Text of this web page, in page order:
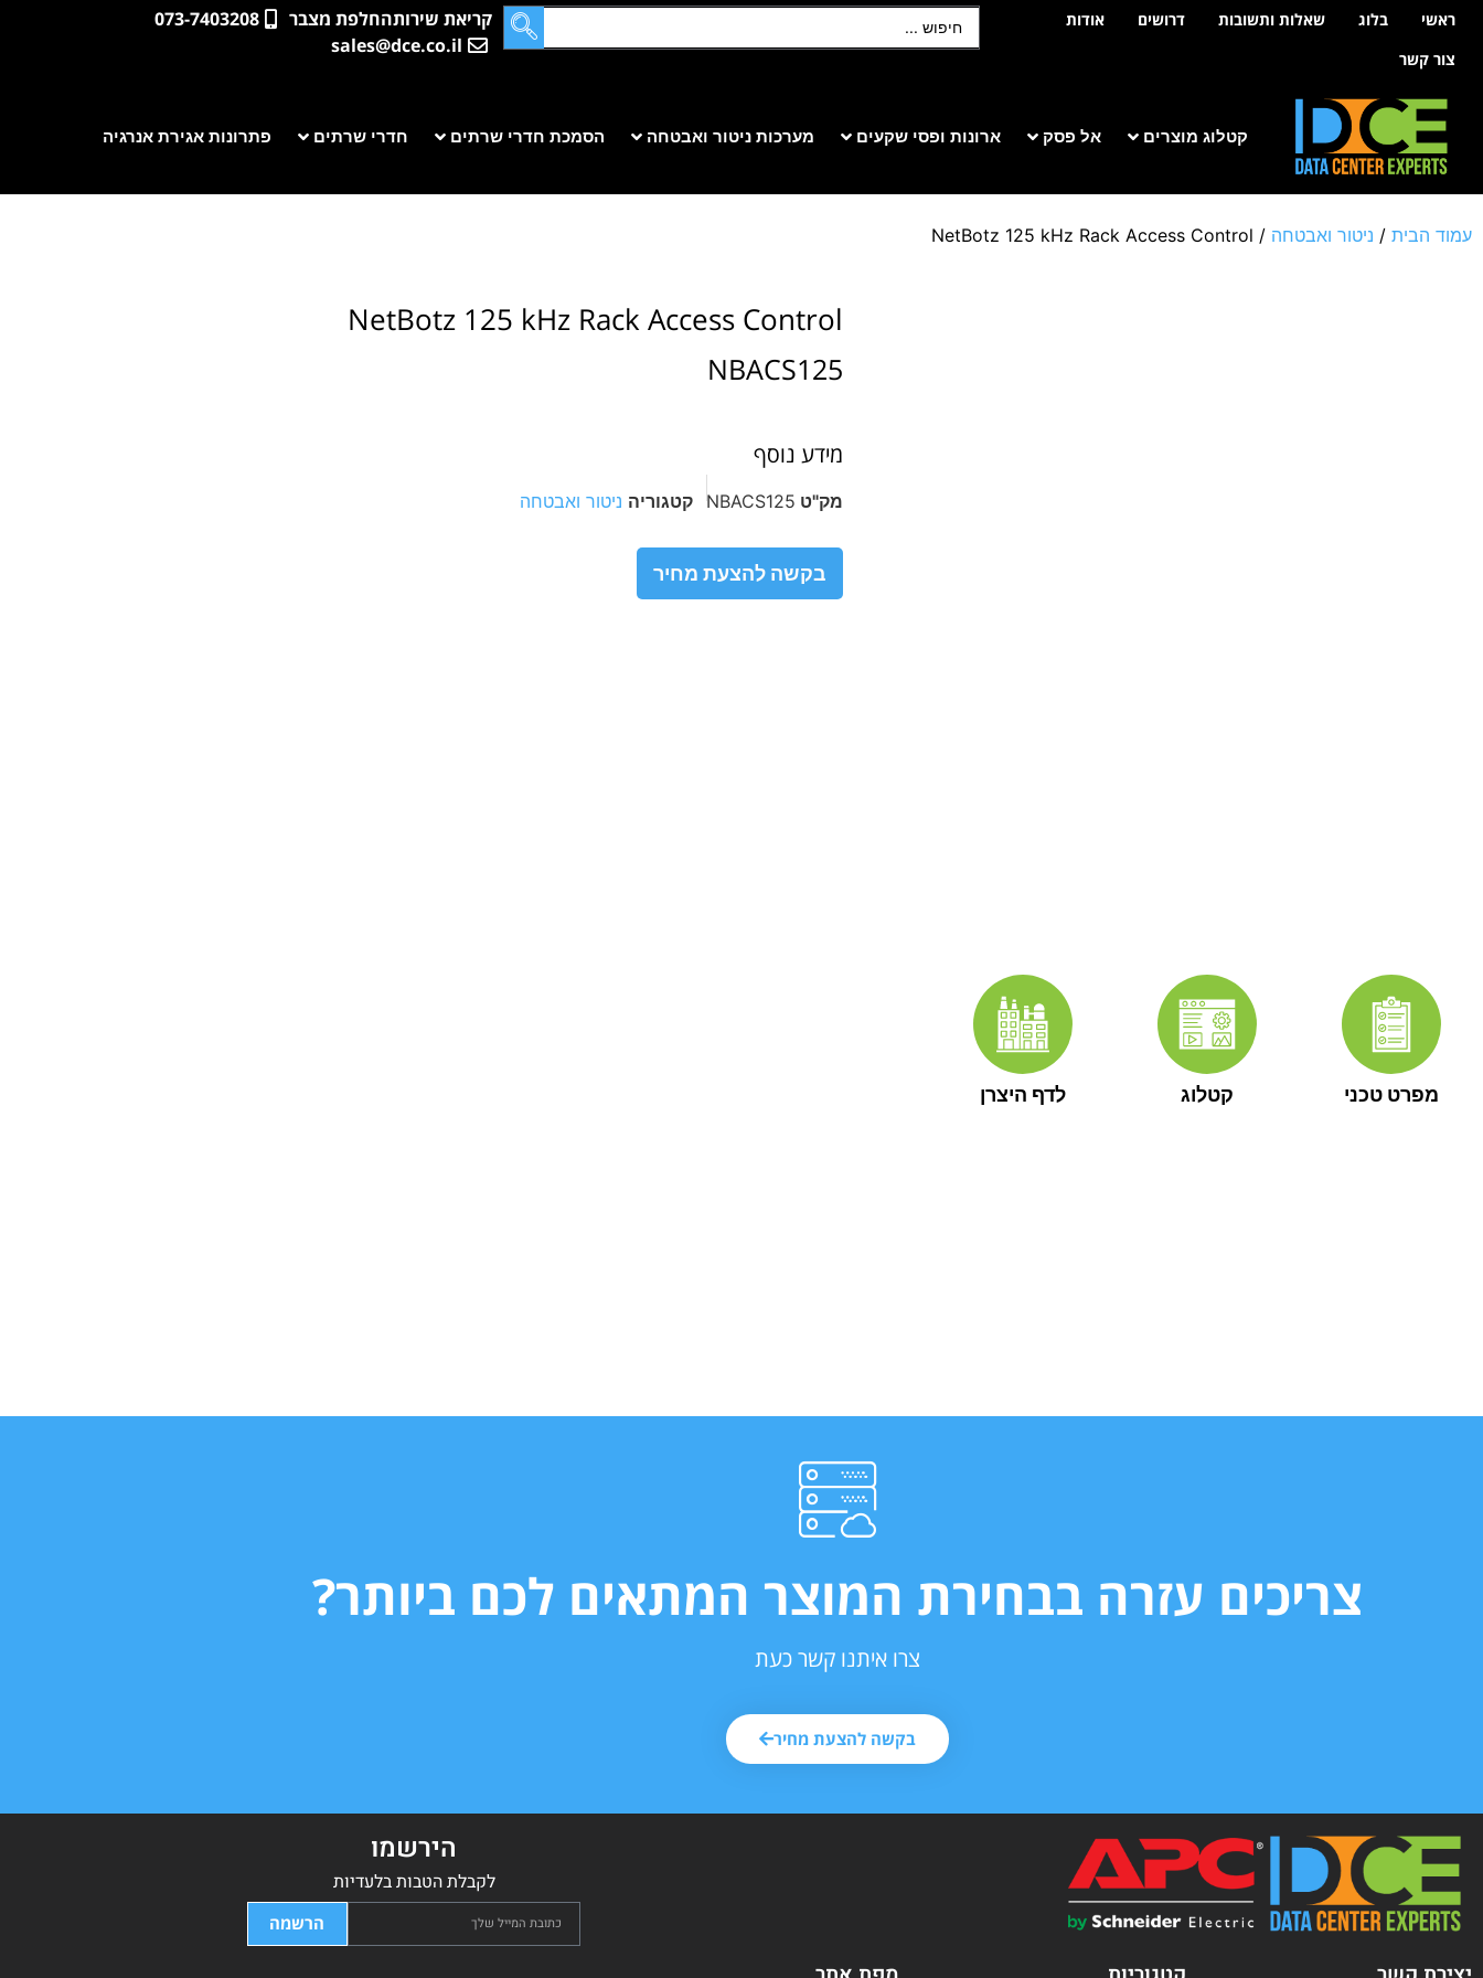
לתוכןראשי בלוג שאלות ותשובות דרושים
אודות
צור קשר
קריאת שירותהחלפת מצבר
073-7403208
sales@dce.co.il
קטלוג מוצרים אל פסק ארונות ופסי שקעים מערכות ניטור ואבטחה הסמכת חדרי שרתים חדרי שרתים פתרונות אגירת אנרגיה
עמוד הבית / ניטור ואבטחה / NetBotz 125 kHz Rack Access Control
NetBotz 125 kHz Rack Access Control
NBACS125
מידע נוסף
מק"ט NBACS125 קטגוריה ניטור ואבטחה
בקשה להצעת מחיר
מפרט טכני קטלוג לדף היצרן
צריכים עזרה בבחירת המוצר המתאים לכם ביותר?
צרו איתנו קשר כעת
בקשה להצעת מחיר
הירשמו
לקבלת הטבות בלעדיות
הרשמה